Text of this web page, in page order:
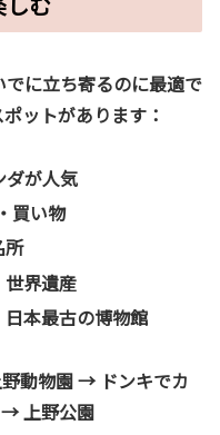
に立ち寄るのに最適で
ットがあります：
ダが人気
買い物
所
世界遺産
日本最古の博物館
動物園 → ドンキでカ
上野公園